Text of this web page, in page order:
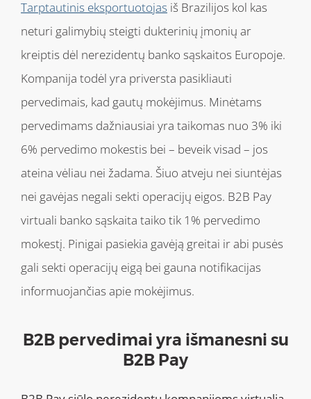
Tarptautinis eksportuotojas iš Brazilijos kol kas
neturi galimybių steigti dukterinių įmonių ar
kreiptis dėl nerezidentų banko sąskaitos Europoje.
Kompanija todėl yra priversta pasikliauti
pervedimais, kad gautų mokėjimus. Minėtams
pervedimams dažniausiai yra taikomas nuo 3% iki
6% pervedimo mokestis bei – beveik visad – jos
ateina vėliau nei žadama. Šiuo atveju nei siuntėjas
nei gavėjas negali sekti operacijų eigos. B2B Pay
virtuali banko sąskaita taiko tik 1% pervedimo
mokestį. Pinigai pasiekia gavėją greitai ir abi pusės
gali sekti operacijų eigą bei gauna notifikacijas
informuojančias apie mokėjimus.
B2B pervedimai yra išmanesni su
B2B Pay